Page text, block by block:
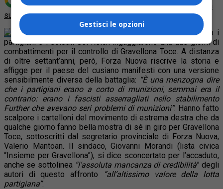
Aggiungi Quotidiano Piemontese come Fonte preferita
su Google
Era il 13 settembre 1944 quando i
partigiani e i soldati del Reich ingaggiarono una due giorni di
combattimenti per il controllo di Gravellona Toce. A distanza
di oltre settant’anni, però, Forza Nuova riscrive la storia e
affigge per il paese del cusiano manifesti con una versione
sensibilmente diversa della battaglia: “È una menzogna dire
che i partigiani erano a corto di munizioni, semmai era il
contrario: erano i fascisti asserragliati nello stabilimento
Further che avevano seri problemi di munizioni”. Hanno fatto
scalpore i cartelloni del movimento di estrema destra che da
qualche giorno fanno bella mostra di sé in giro per Gravellona
Toce, sottoscritti dal segretario provinciale di Forza Nuova,
Valerio Mantoan. Il sindaco, Giovanni Morandi (lista civica
“Insieme per Gravellona”), si dice sconcertato per l’accaduto,
anche se sottolinea “l’assoluta mancanza di credibilità” degli
autori di questo affronto
“all’altissimo valore della lotta
partigiana”.
Gestisci le opzioni